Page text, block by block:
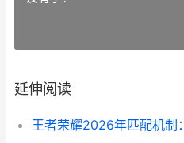
延伸阅读